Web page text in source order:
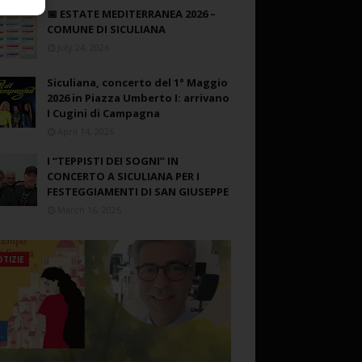
📅 ESTATE MEDITERRANEA 2026 –
COMUNE DI SICULIANA
Siculiana, concerto del 1° Maggio
2026 in Piazza Umberto I: arrivano
I Cugini di Campagna
I “TEPPISTI DEI SOGNI” IN
CONCERTO A SICULIANA PER I
FESTEGGIAMENTI DI SAN GIUSEPPE